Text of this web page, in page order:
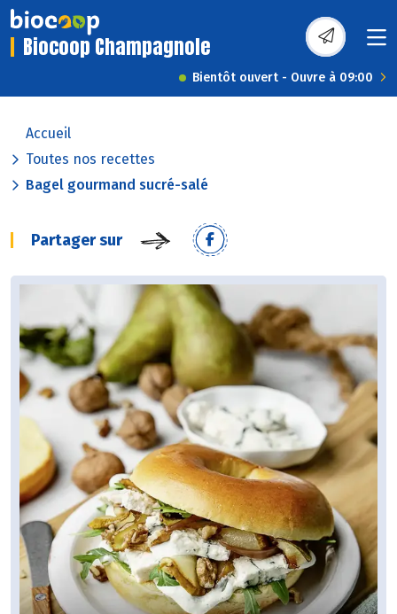
Biocoop Champagnole
Bientôt ouvert - Ouvre à 09:00
Accueil
Toutes nos recettes
Bagel gourmand sucré-salé
Partager sur